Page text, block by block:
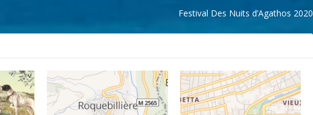
Festival Des Nuits d’Agathos 2020